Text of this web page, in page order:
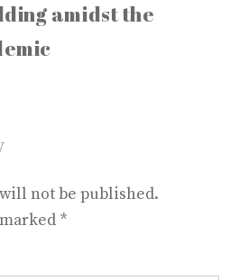
amidst the
not be published.
*